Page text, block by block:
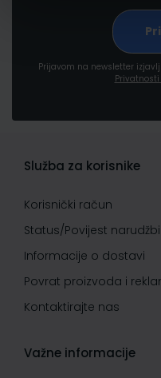
Prijavom na newsletter
Služba za korisnike
Korisnički račun
Status/Povijest narudžbi
Informacije o dostavi
Povrat proizvoda i
Kontaktirajte nas
Važne informacije